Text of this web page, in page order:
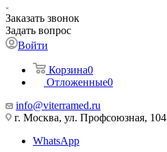
Заказать звонок
Задать вопрос
Войти
Корзина0
Отложенные0
info@viterramed.ru
г. Москва, ул. Профсоюзная, 104
WhatsApp